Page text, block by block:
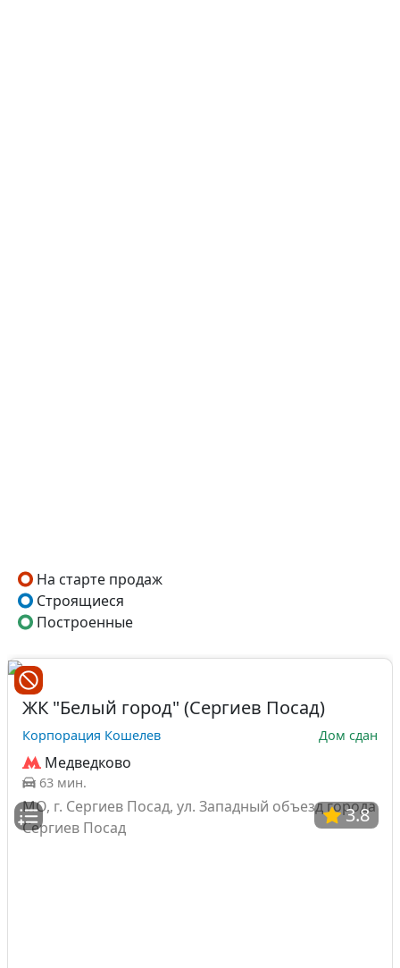
На старте продаж
Строящиеся
Построенные
3.8
ЖК "Белый город" (Сергиев Посад)
Корпорация Кошелев Дом сдан
Медведково
63 мин.
МО, г. Сергиев Посад, ул. Западный объезд города
Сергиев Посад